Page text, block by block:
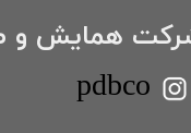
همایش و
​pdbco